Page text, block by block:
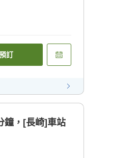
訂
鐘，[長崎]車站